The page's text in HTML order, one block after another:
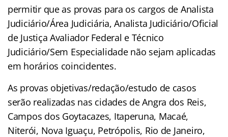
permitir que as provas para os cargos de Analista
Judiciário/Área Judiciária, Analista Judiciário/Oficial
de Justiça Avaliador Federal e Técnico
Judiciário/Sem Especialidade não sejam aplicadas
em horários coincidentes.
As provas objetivas/redação/estudo de casos
serão realizadas nas cidades de Angra dos Reis,
Campos dos Goytacazes, Itaperuna, Macaé,
Niterói, Nova Iguaçu, Petrópolis, Rio de Janeiro,